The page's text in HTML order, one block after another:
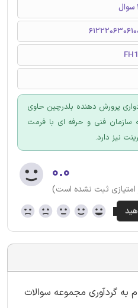
پرورش دهنده بلدرچین حاوی
سازمان فنی و حرفه ای با فرمت
۰.۰
امتیازی ثبت نشده است)
به گردآوری مجموعه سوالات